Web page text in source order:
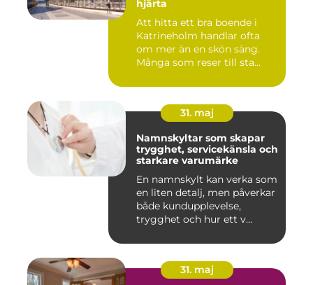
hjärta
Att hitta ett bra boende i
Katrineholm handlar ofta
om mer än en skön säng.
Många som reser till sta...
31. maj
Namnskyltar som skapar
trygghet, servicekänsla och
starkare varumärke
En namnskylt kan verka som
en liten detalj, men påverkar
både kundupplevelse,
trygghet och hur ett v...
31. maj